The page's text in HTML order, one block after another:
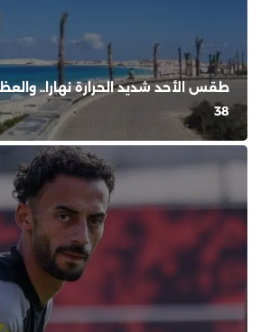
طقس الأحد شديد الحرارة نهارا..
38